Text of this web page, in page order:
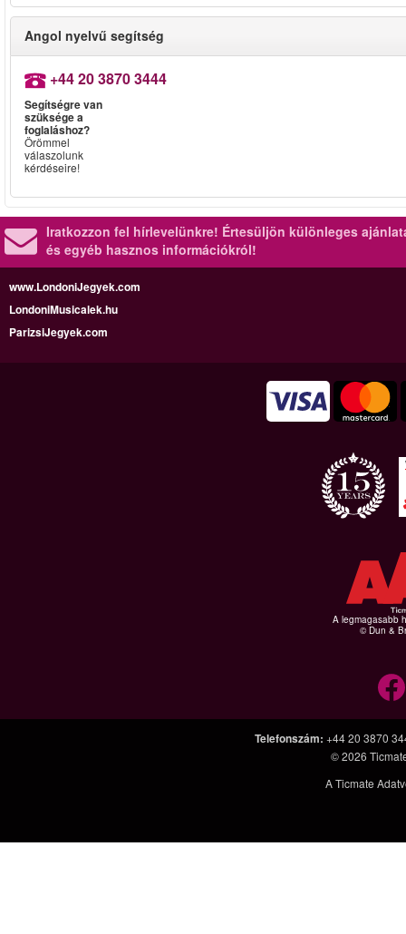
Angol nyelvű segítség
+44 20 3870 3444
Segítségre van
szüksége a
foglaláshoz?
Örömmel
válaszolunk
kérdéseire!
Iratkozzon fel hírlevelünkre! Értesüljön különleges
és egyéb hasznos információkról!
www.LondoniJegyek.com
LondoniMusicalek.hu
ParizsiJegyek.com
A legmagasabb
© Dun &
Telefonszám: +44 20 3870
© 2026
A Ticmate